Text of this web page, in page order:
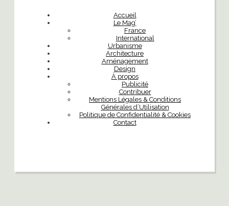
Accueil
Le Mag’
France
International
Urbanisme
Architecture
Aménagement
Design
À propos
Publicité
Contribuer
Mentions Légales & Conditions
Générales d’Utilisation
Politique de Confidentialité & Cookies
Contact